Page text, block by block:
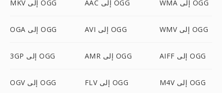
MKV إلى OGG AAC إلى OGG WMA إلى OGG
OGA إلى OGG AVI إلى OGG WMV إلى OGG
3GP إلى OGG AMR إلى OGG AIFF إلى OGG
OGV إلى OGG FLV إلى OGG M4V إلى OGG